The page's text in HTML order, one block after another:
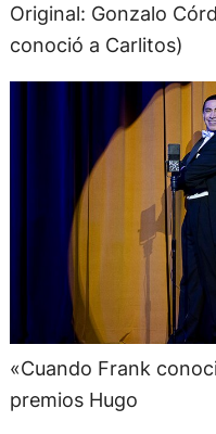
Original: Gonzalo
conoció a Carlitos)
«Cuando Frank
premios Hugo